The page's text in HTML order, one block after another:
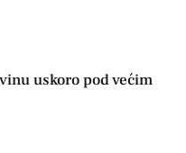
uskoro pod većim